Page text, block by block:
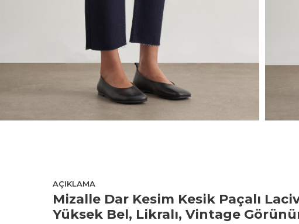
AÇIKLAMA
Mizalle Dar Kesim Kesik Paçalı
Yüksek Bel, Likralı, Vintage